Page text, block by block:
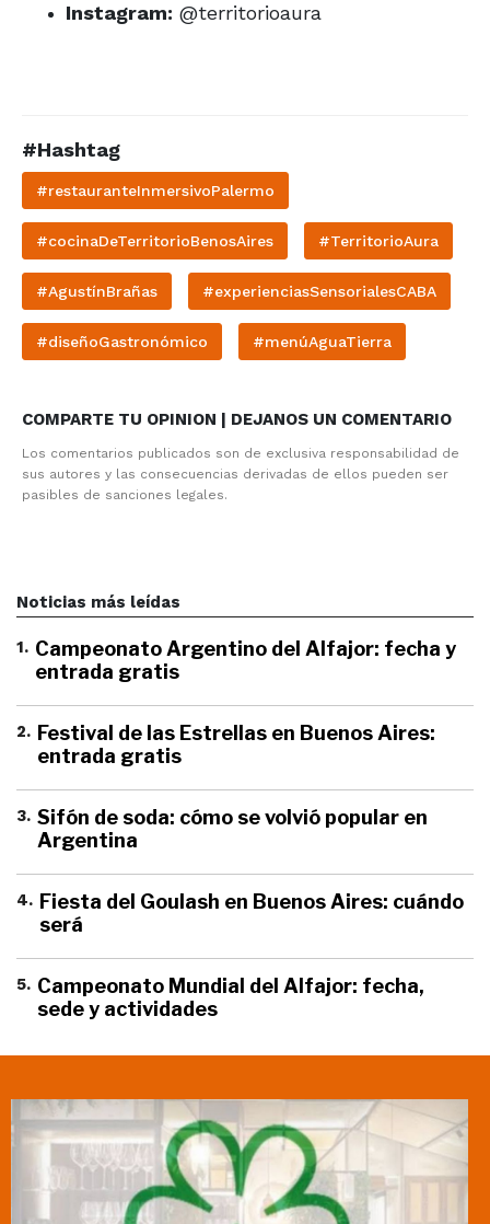
Instagram: @territorioaura
#Hashtag
#restauranteInmersivoPalermo
#cocinaDeTerritorioBenosAires #TerritorioAura
#AgustínBrañas #experienciasSensorialesCABA
#diseñoGastronómico #menúAguaTierra
COMPARTE TU OPINION | DEJANOS UN COMENTARIO
Los comentarios publicados son de exclusiva responsabilidad de
sus autores y las consecuencias derivadas de ellos pueden ser
pasibles de sanciones legales.
Noticias más leídas
1. Campeonato Argentino del Alfajor: fecha y
entrada gratis
2. Festival de las Estrellas en Buenos Aires:
entrada gratis
3. Sifón de soda: cómo se volvió popular en
Argentina
4. Fiesta del Goulash en Buenos Aires: cuándo
será
5. Campeonato Mundial del Alfajor: fecha,
sede y actividades